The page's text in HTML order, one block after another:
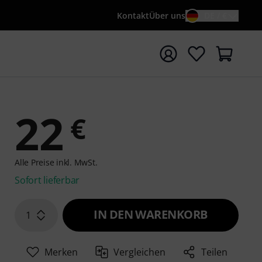
KontaktÜber uns
mit Suchwort {searchTerm} starten
22 €
Alle Preise inkl. MwSt.
Sofort lieferbar
1 IN DEN WARENKORB
Merken Vergleichen Teilen